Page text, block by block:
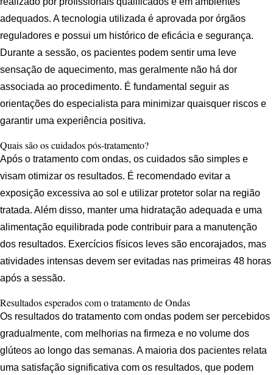
adequados. A tecnologia utilizada é aprovada por órgãos
reguladores e possui um histórico de eficácia e segurança.
Durante a sessão, os pacientes podem sentir uma leve
sensação de aquecimento, mas geralmente não há dor
associada ao procedimento. É fundamental seguir as
orientações do especialista para minimizar quaisquer riscos e
garantir uma experiência positiva.
Quais são os cuidados pós-tratamento?
Após o tratamento com ondas, os cuidados são simples e
visam otimizar os resultados. É recomendado evitar a
exposição excessiva ao sol e utilizar protetor solar na região
tratada. Além disso, manter uma hidratação adequada e uma
alimentação equilibrada pode contribuir para a manutenção
dos resultados. Exercícios físicos leves são encorajados, mas
atividades intensas devem ser evitadas nas primeiras 48 horas
após a sessão.
Resultados esperados com o tratamento de Ondas
Os resultados do tratamento com ondas podem ser percebidos
gradualmente, com melhorias na firmeza e no volume dos
glúteos ao longo das semanas. A maioria dos pacientes relata
uma satisfação significativa com os resultados, que podem